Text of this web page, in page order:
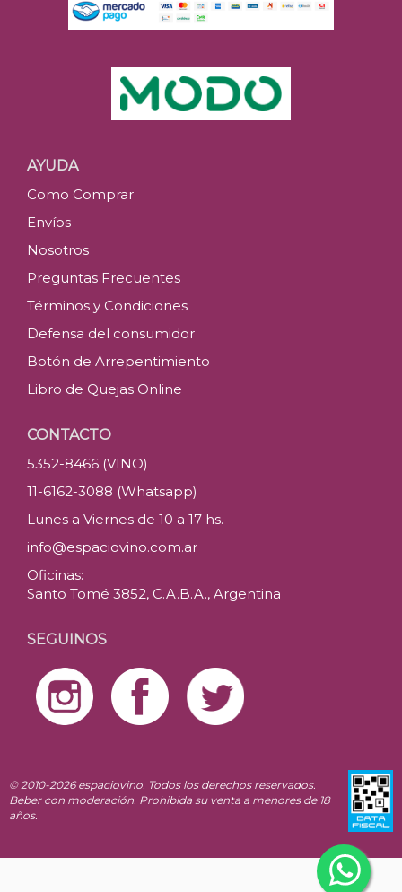
AYUDA
Como Comprar
Envíos
Nosotros
Preguntas Frecuentes
Términos y Condiciones
Defensa del consumidor
Botón de Arrepentimiento
Libro de Quejas Online
CONTACTO
5352-8466 (VINO)
11-6162-3088 (Whatsapp)
Lunes a Viernes de 10 a 17 hs.
info@espaciovino.com.ar
Oficinas:
Santo Tomé 3852, C.A.B.A., Argentina
SEGUINOS
© 2010-2026 espaciovino. Todos los derechos reservados.
Beber con moderación. Prohibida su venta a menores de 18
años.